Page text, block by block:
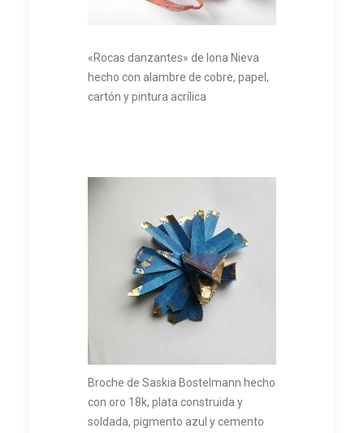
«Rocas danzantes» de Iona Nieva
hecho con alambre de cobre, papel,
cartón y pintura acrílica
Broche de Saskia Bostelmann hecho
con oro 18k, plata construida y
soldada, pigmento azul y cemento